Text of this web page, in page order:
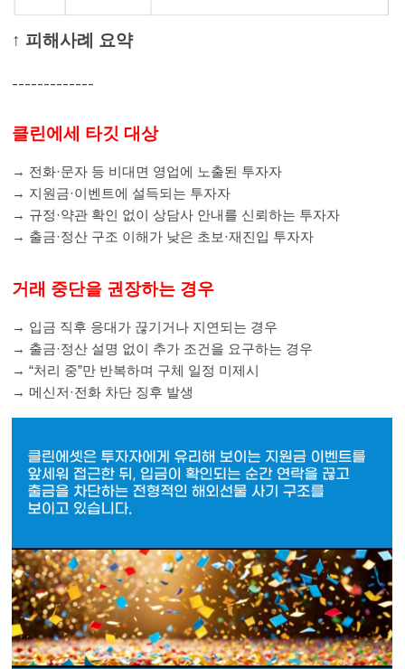
↑ 피해사례 요약
-------------
클린에세 타깃 대상
→ 전화·문자 등 비대면 영업에 노출된 투자자
→ 지원금·이벤트에 설득되는 투자자
→ 규정·약관 확인 없이 상담사 안내를 신뢰하는 투자자
→ 출금·정산 구조 이해가 낮은 초보·재진입 투자자
거래 중단을 권장하는 경우
→ 입금 직후 응대가 끊기거나 지연되는 경우
→ 출금·정산 설명 없이 추가 조건을 요구하는 경우
→ “처리 중”만 반복하며 구체 일정 미제시
→ 메신저·전화 차단 징후 발생